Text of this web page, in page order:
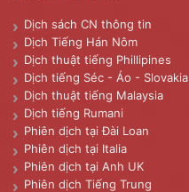
Dịch sách CN thông tin
Dịch Tiếng Hán Nôm
Dịch thuật tiếng Phillipines
Dịch tiếng Séc - Áo - Slovakia
Dịch thuật tiếng Malaysia
Dịch tiếng Rumani
Phiên dịch tại Đài Loan
Phiên dịch tại Italia
Phiên dịch tại Anh UK
Phiên dịch Tiếng Trung